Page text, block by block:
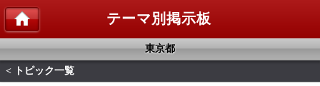
テーマ別掲示板
東京都
< トピック一覧